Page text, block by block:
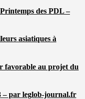
des PDL –
asiatiques à
favorable au projet du
– par leglob-journal.fr